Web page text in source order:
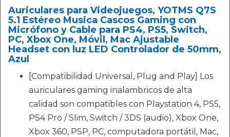
Auriculares para Videojuegos, YOTMS Q7S
5.1 Estéreo Musica Cascos Gaming con
Micrófono y Cable para PS4, PS5, Switch,
PC, Xbox One, Móvil, Mac Ajustable
Headset con luz LED Controlador de 50mm,
Azul
[Compatibilidad Universal, Plug and Play] Los
auriculares gaming inalambricos de alta
calidad son compatibles con Playstation 4, PS5,
PS4 Pro / Slim, Switch / 3DS (audio), Xbox One,
Xbox 360, PSP, PC, computadora portátil, Mac,